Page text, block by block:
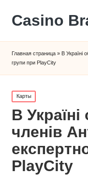
Сasino
Главная страница » В Україні
групи при PlayCity
Posted
in
Карты
В
членів
PlayCity